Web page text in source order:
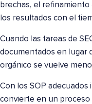
brechas, el refinamiento
los resultados con el
Cuando las tareas de
documentados en lugar
orgánico se vuelve
Con los SOP adecuados
convierte en un